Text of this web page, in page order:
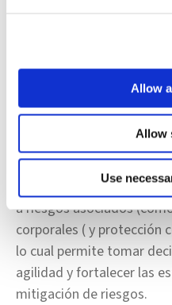
Allow
Allow
Use
Europa se empezó a
más recientemente se ha
Insurance Data Network
automatización y análisis
alertas sobre
reclamante, vínculos con
a riesgos asociados
corporales ( y protección
lo cual permite tomar
agilidad y fortalecer las
mitigación de riesgos.